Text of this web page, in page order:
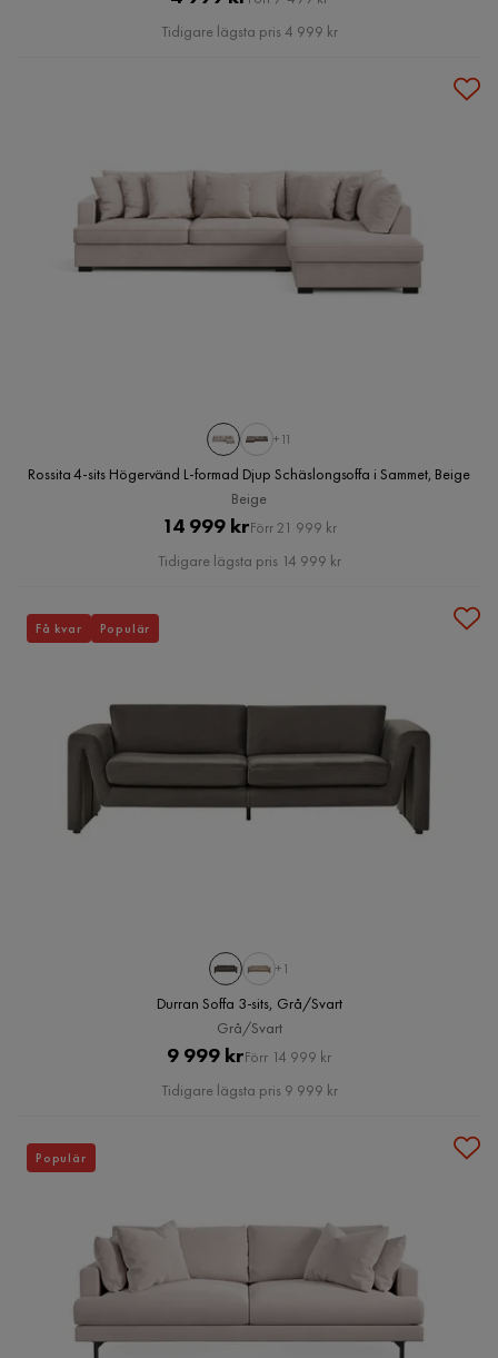
Pris
Tidigare lägsta pris 4 999 kr
+11
Rossita 4-sits Högervänd L-formad Djup Schäslongsoffa i Sammet, Beige
Beige
Pris
14 999 krOriginal
Pris
Förr 21 999 kr
Tidigare lägsta pris 14 999 kr
+1
Durran Soffa 3-sits, Grå/Svart
Grå/Svart
Pris
9 999 krOriginal
Pris
Förr 14 999 kr
Tidigare lägsta pris 9 999 kr
Få kvar Populär
Populär